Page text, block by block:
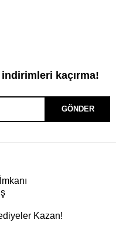
kaçırma!
GÖNDER
Kazan!